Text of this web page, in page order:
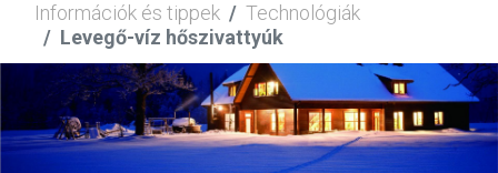
Információk és tippek
Technológiák
Levegő-víz hőszivattyúk